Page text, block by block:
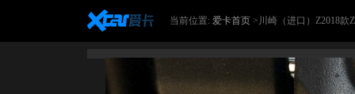
当前位置: 爱卡首页 >川崎（进口）Z2018款